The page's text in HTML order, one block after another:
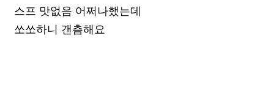
스프 맛없음 어쩌나했는데
쏘쏘하니 갠츰해요